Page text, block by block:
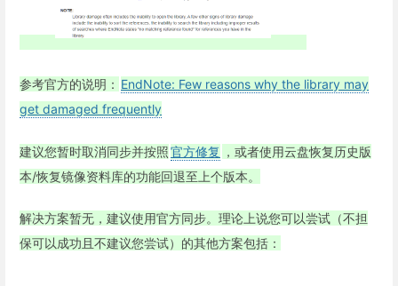
参考官方的说明： EndNote: Few reasons why the library may
get damaged frequently
建议您暂时取消同步并按照官方修复 ，或者使用云盘恢复历史版
本/恢复镜像资料库的功能回退至上个版本。
解决方案暂无，建议使用官方同步。理论上说您可以尝试（不担
保可以成功且不建议您尝试）的其他方案包括：